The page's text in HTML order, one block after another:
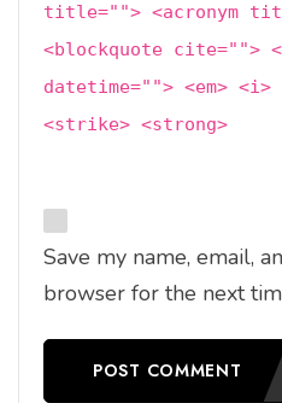
title=""> <acronym
<blockquote cite="">
datetime=""> <em>
<strike> <strong>
Save my name, email,
browser for the next
POST COMMENT